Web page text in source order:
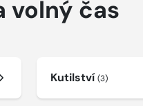
volný čas
Kutilství (3)